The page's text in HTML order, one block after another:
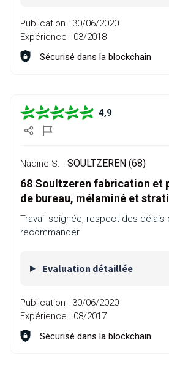
Publication : 30/06/2020
Expérience : 03/2018
Sécurisé dans la blockchain
4,9
Nadine S. - SOULTZEREN (68)
68 Soultzeren fabrication et
de bureau, mélaminé et
Travail soignée, respect des délais
recommander
Evaluation détaillée
Publication : 30/06/2020
Expérience : 08/2017
Sécurisé dans la blockchain